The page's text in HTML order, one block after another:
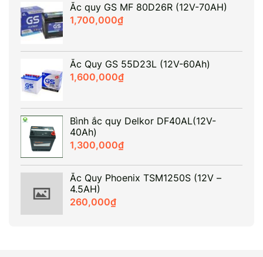
Ắc quy GS MF 80D26R (12V-70AH)
1,700,000₫
Ắc Quy GS 55D23L (12V-60Ah)
1,600,000₫
Bình ắc quy Delkor DF40AL(12V-
40Ah)
1,300,000₫
Ắc Quy Phoenix TSM1250S (12V –
4.5AH)
260,000₫